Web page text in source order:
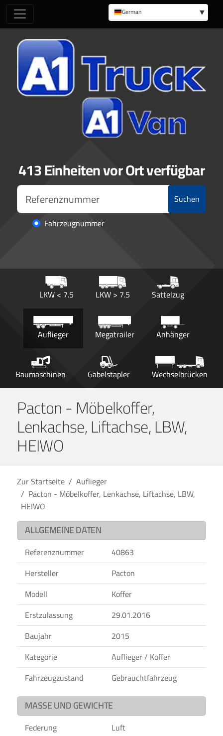
413 Einheiten vor Ort verfügbar
Suchen
Fahrzeugnummer
LKW < 7.5 LKW > 7.5 Sattelzug
Auflieger Megatrailer Anhänger
Baumaschinen Gabelstapler Wechselbrücken
German
English
Pacton - Möbelkoffer,
Lenkachse, Liftachse, LBW,
HEIWO
Zur Startseite
Auflieger
Pacton - Möbelkoffer, Lenkachse, Liftachse, LBW,
HEIWO
ALLGEMEINE DATEN
Referenznummer
40863
Hersteller
Pacton
Modell
Koffer
Erstzulassung
29.01.2016
Baujahr
2015
Kategorie
Auflieger / Koffer
Fahrzeugzustand
Gebrauchtfahrzeug
MASSE UND GEWICHTE
Federung
Luft